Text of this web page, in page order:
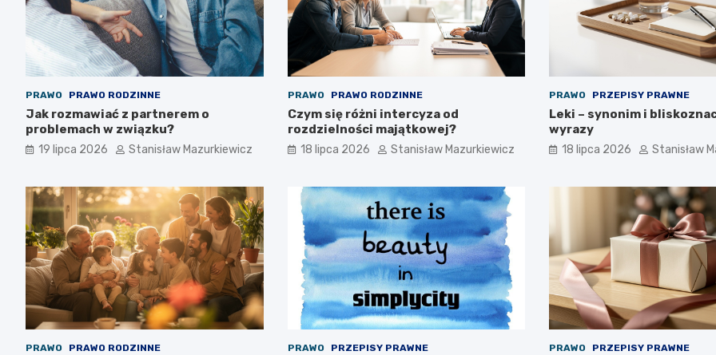
PRAWO PRAWO RODZINNE
Jak rozmawiać z partnerem o
problemach w związku?
19 lipca 2026 Stanisław Mazurkiewicz
PRAWO PRAWO RODZINNE
Czym się różni intercyza od
rozdzielności majątkowej?
18 lipca 2026 Stanisław Mazurkiewicz
PRAWO PRZEPISY PRAWNE
Leki – synonim i
wyrazy
18 lipca 2026 Stanisław
PRAWO PRAWO RODZINNE PRAWO PRZEPISY PRAWNE PRAWO PRZEPISY PRAWNE